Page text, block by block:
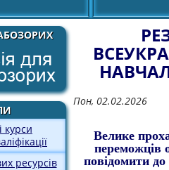
курси
ресурсів
Пон, 02.02.2026
Велике
переможців
повідомити